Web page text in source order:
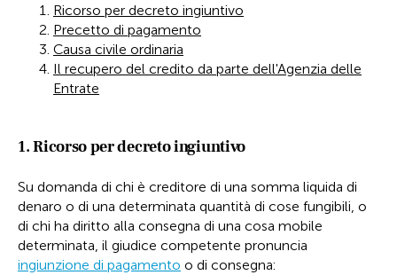
Ricorso per decreto ingiuntivo
Precetto di pagamento
Causa civile ordinaria
Il recupero del credito da parte dell'Agenzia delle
Entrate
1. Ricorso per decreto ingiuntivo
Su domanda di chi è creditore di una somma liquida di
denaro o di una determinata quantità di cose fungibili, o
di chi ha diritto alla consegna di una cosa mobile
determinata, il giudice competente pronuncia
ingiunzione di pagamento o di consegna: